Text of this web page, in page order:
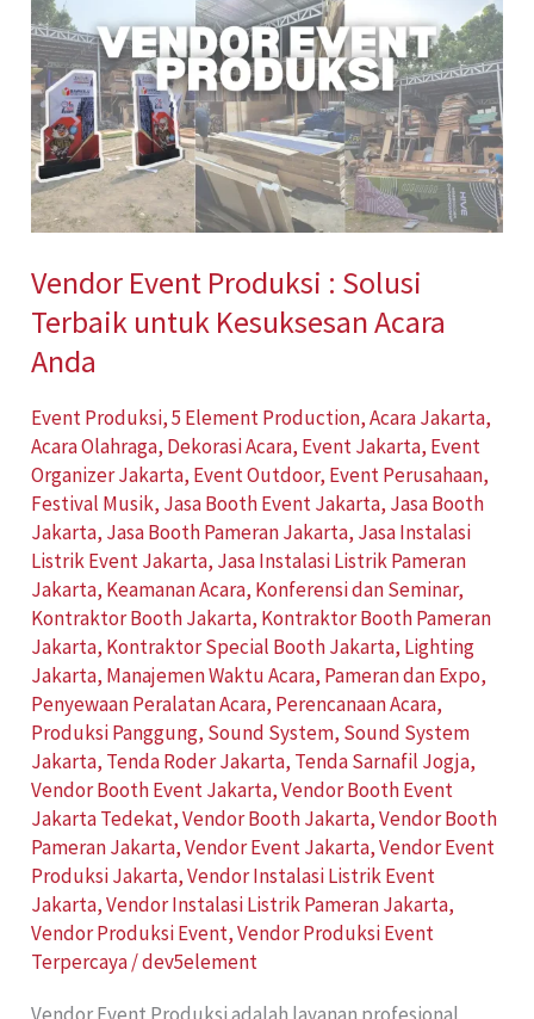
Vendor Event Produksi : Solusi
Terbaik untuk Kesuksesan Acara
Anda
Event Produksi,5 Element Production,Acara Jakarta,
Acara Olahraga, Dekorasi Acara, Event Jakarta, Event
Organizer Jakarta, Event Outdoor, Event Perusahaan,
Festival Musik, Jasa Booth Event Jakarta, Jasa Booth
Jakarta, Jasa Booth Pameran Jakarta, Jasa Instalasi
Listrik Event Jakarta, Jasa Instalasi Listrik Pameran
Jakarta, Keamanan Acara, Konferensi dan Seminar,
Kontraktor Booth Jakarta, Kontraktor Booth Pameran
Jakarta, Kontraktor Special Booth Jakarta, Lighting
Jakarta, Manajemen Waktu Acara, Pameran dan Expo,
Penyewaan Peralatan Acara, Perencanaan Acara,
Produksi Panggung, Sound System, Sound System
Jakarta, Tenda Roder Jakarta, Tenda Sarnafil Jogja,
Vendor Booth Event Jakarta,Vendor Booth Event
Jakarta Tedekat,Vendor Booth Jakarta,Vendor Booth
Pameran Jakarta,Vendor Event Jakarta,Vendor Event
Produksi Jakarta,Vendor Instalasi Listrik Event
Jakarta,Vendor Instalasi Listrik Pameran Jakarta,
Vendor Produksi Event,Vendor Produksi Event
Terpercaya/dev5element
Vendor Event Produksi adalah layanan profesional
Event
Produksi
:
Solusi
Terbaik
untuk
Acara
Anda